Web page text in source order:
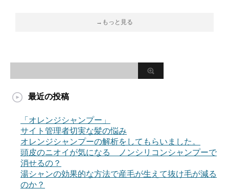
→もっと見る
最近の投稿
「オレンジシャンプー」
サイト管理者切実な髪の悩み
オレンジシャンプーの解析をしてもらいました。
頭皮のニオイが気になる ノンシリコンシャンプーで
消せるの？
湯シャンの効果的な方法で産毛が生えて抜け毛が減る
のか？